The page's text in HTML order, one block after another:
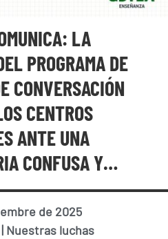
LA
PROGRAMA DE
CONVERSACIÓN
CENTROS
ANTE UNA
CONFUSA Y…
de 2025
Nuestras luchas